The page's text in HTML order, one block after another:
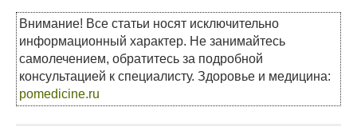
Внимание! Все статьи носят исключительно
информационный характер. Не занимайтесь
самолечением, обратитесь за подробной
консультацией к специалисту. Здоровье и медицина:
pomedicine.ru